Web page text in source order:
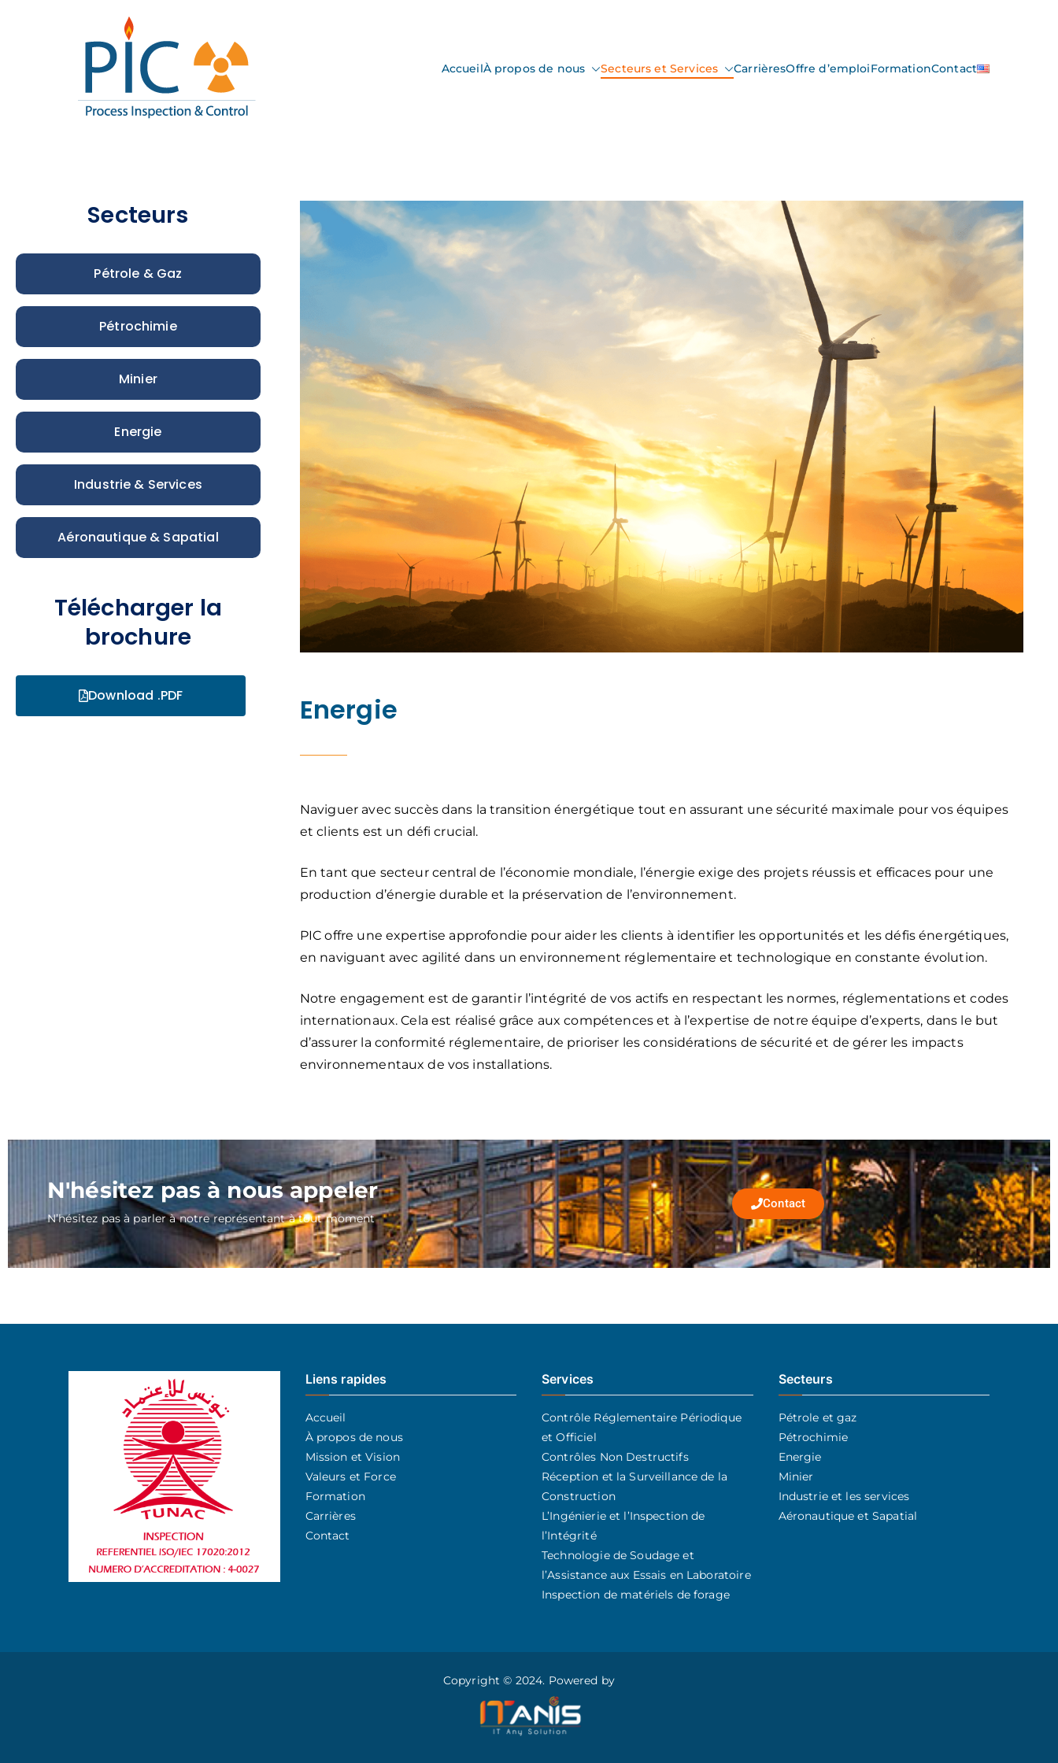
AccueilÀ propos de nous Secteurs et Services CarrièresOffre d’emploiFormationContact
Secteurs
Pétrole & Gaz
Pétrochimie
Minier
Energie
Industrie & Services
Aéronautique & Sapatial
Télécharger la
brochure
Download .PDF Energie
Naviguer avec succès dans la transition énergétique tout en assurant une sécurité maximale pour vos équipes
et clients est un défi crucial.
En tant que secteur central de l’économie mondiale, l’énergie exige des projets réussis et efficaces pour une
production d’énergie durable et la préservation de l’environnement.
PIC offre une expertise approfondie pour aider les clients à identifier les opportunités et les défis énergétiques,
en naviguant avec agilité dans un environnement réglementaire et technologique en constante évolution.
Notre engagement est de garantir l’intégrité de vos actifs en respectant les normes, réglementations et codes
internationaux. Cela est réalisé grâce aux compétences et à l’expertise de notre équipe d’experts, dans le but
d’assurer la conformité réglementaire, de prioriser les considérations de sécurité et de gérer les impacts
environnementaux de vos installations.
N'hésitez pas à nous appeler
N’hésitez pas à parler à notre représentant à tout moment
Contact
Liens rapides
Accueil
À propos de nous
Mission et Vision
Valeurs et Force
Formation
Carrières
Contact
Services
Contrôle Réglementaire Périodique
et Officiel
Contrôles Non Destructifs
Réception et la Surveillance de la
Construction
L’Ingénierie et l’Inspection de
l’Intégrité
Technologie de Soudage et
l’Assistance aux Essais en Laboratoire
Inspection de matériels de forage
Secteurs
Pétrole et gaz
Pétrochimie
Energie
Minier
Industrie et les services
Aéronautique et Sapatial
Copyright © 2024. Powered by